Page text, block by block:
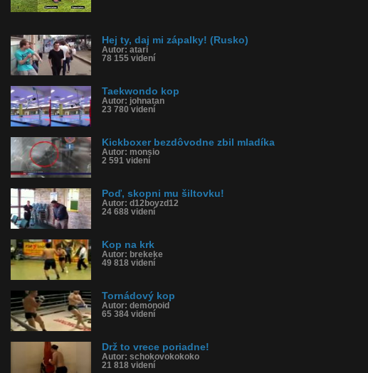
Hej ty, daj mi zápalky! (Rusko)
Autor: atari
78 155 videní
Taekwondo kop
Autor: johnatan
23 780 videní
Kickboxer bezdôvodne zbil mladíka
Autor: monsio
2 591 videní
Poď, skopni mu šiltovku!
Autor: d12boyzd12
24 688 videní
Kop na krk
Autor: brekeke
49 818 videní
Tornádový kop
Autor: demonoid
65 384 videní
Drž to vrece poriadne!
Autor: schokovokokoko
21 818 videní